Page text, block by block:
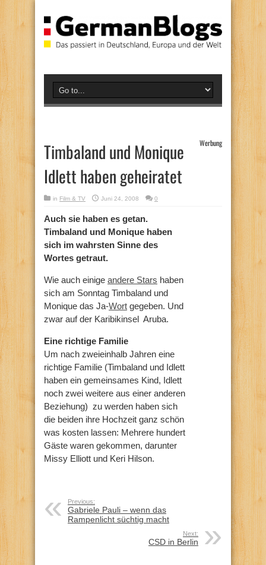
Timbaland und Monique
Idlett haben geheiratet
Werbung
in Film & TV Juni 24, 2008 0
Auch sie haben es getan.
Timbaland und Monique haben
sich im wahrsten Sinne des
Wortes getraut.
Wie auch einige andere Stars haben
sich am Sonntag Timbaland und
Monique das Ja-Wort gegeben. Und
zwar auf der Karibikinsel Aruba.
Eine richtige Familie
Um nach zweieinhalb Jahren eine
richtige Familie (Timbaland und Idlett
haben ein gemeinsames Kind, Idlett
noch zwei weitere aus einer anderen
Beziehung) zu werden haben sich
die beiden ihre Hochzeit ganz schön
was kosten lassen: Mehrere hundert
Gäste waren gekommen, darunter
Missy Elliott und Keri Hilson.
Previous:
Gabriele Pauli – wenn das
Rampenlicht süchtig macht
Next:
CSD in Berlin